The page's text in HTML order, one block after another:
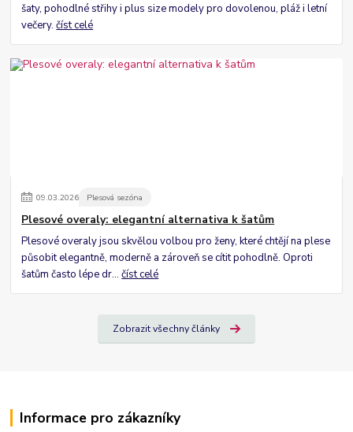
šaty, pohodlné střihy i plus size modely pro dovolenou, pláž i letní
večery.číst celé
09.03.2026 Plesová sezóna
Plesové overaly: elegantní alternativa k šatům
Plesové overaly jsou skvělou volbou pro ženy, které chtějí na plese
působit elegantně, moderně a zároveň se cítit pohodlně. Oproti
šatům často lépe dr...číst celé
Zobrazit všechny články
Informace pro zákazníky